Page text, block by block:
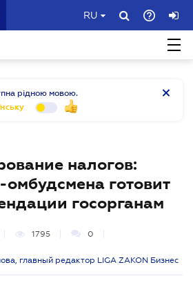
RU
рідною мовою.
налогов:
омбудсмена готовит
госорганам
1795 0
главный редактор LIGA ZAKON Бизнес